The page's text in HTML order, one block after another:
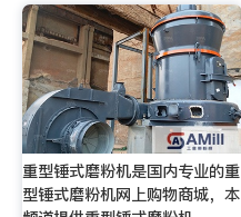
重型锤式磨粉机是国内专业的重
型锤式磨粉机网上购物商城，本